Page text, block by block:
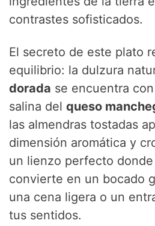
contrastes sofisticados.
El secreto de este plato
equilibrio: la dulzura
dorada se encuentra
salina delqueso
las almendras tostadas
dimensión aromática y
un lienzo perfecto
convierte en un bocado
una cena ligera o un
tus sentidos.